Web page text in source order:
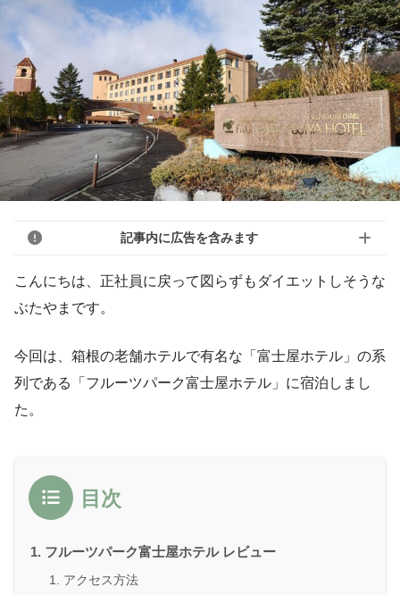
記事内に広告を含みます
こんにちは、正社員に戻って図らずもダイエットしそうな
ぶたやまです。
今回は、箱根の老舗ホテルで有名な「富士屋ホテル」の系
列である「フルーツパーク富士屋ホテル」に宿泊しまし
た。
目次
フルーツパーク富士屋ホテル レビュー
アクセス方法